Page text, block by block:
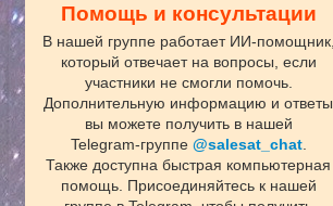
Помощь и консультации
В нашей группе работает ИИ‑помощник,
который отвечает на вопросы, если
участники не смогли помочь.
Дополнительную информацию и ответы
вы можете получить в нашей
Telegram‑группе @salesat_chat.
Также доступна быстрая компьютерная
помощь. Присоединяйтесь к нашей